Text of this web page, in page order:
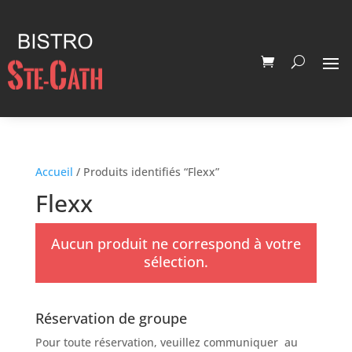
Accueil / Produits identifiés “Flexx”
Flexx
Aucun produit ne correspond à votre
sélection.
Réservation de groupe
Pour toute réservation, veuillez communiquer au